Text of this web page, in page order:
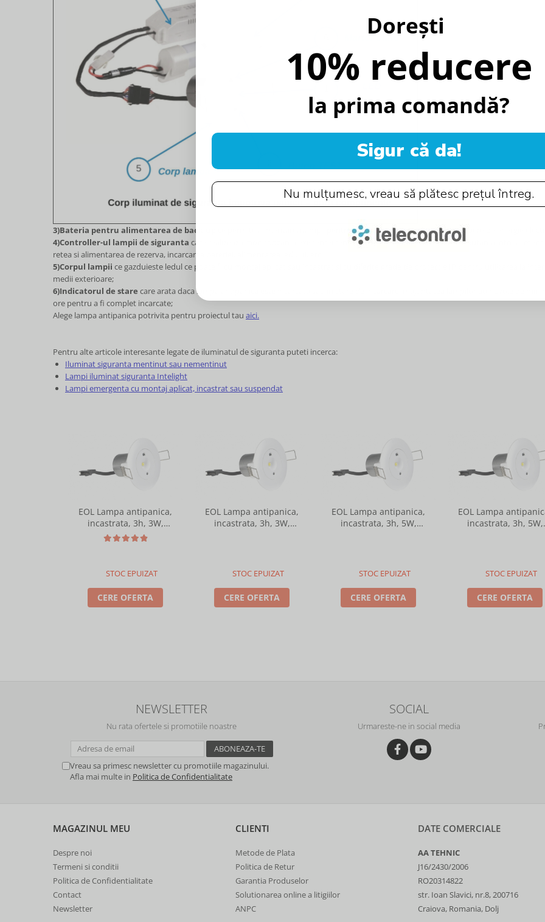
3)Bateria pentru alimentarea de back-up
ce permite alimentarea lampii pentru perioada in care exista o intrerupere de energie
4)Controller-ul lampii de siguranta care realizeaza monitorizarea existentei tensiunii de alimentare din retea, comutarea intre
retea si alimentarea de rezerva, incarcarea bateriei, alimentarea ledului, etc.
5)Corpul lampii ce gazduieste ledul ce poate fi cu montaj aplicat sau incastrat si cu diferite grade de protectie IP pentru utilizarea la
medii exterioare;
6)Indicatorul de stare care arata daca lampa antipanica este incarcata sau in stare de incarcare, majoritatea lampilor au nevoie de
ore pentru a fi complet incarcate;
Alege lampa antipanica potrivita pentru proiectul tau aici.
Pentru alte articole interesante legate de iluminatul de siguranta puteti incerca:
Iluminat siguranta mentinut sau nementinut
Lampi iluminat siguranta Intelight
Lampi emergenta cu montaj aplicat, incastrat sau suspendat
EOL Lampa antipanica,
incastrata, 3h, 3W,
mentinut, test manual,
STOC EPUIZAT
CERE OFERTA
EOL Lampa antipanica,
incastrata, 3h, 3W,
STOC EPUIZAT
CERE OFERTA
EOL Lampa antipanica,
incastrata, 3h, 5W,
STOC EPUIZAT
CERE OFERTA
EOL Lampa
incastrata, 3h, 5W,
STOC EPUIZAT
CERE OFERTA
NEWSLETTER
Nu rata ofertele si promotiile noastre
Vreau sa primesc newsletter cu promotiile magazinului.
Afla mai multe in Politica de Confidentialitate
SOCIAL
Urmareste-ne in social media
MAGAZINUL MEU
Despre noi
Termeni si conditii
Politica de Confidentialitate
Contact
Newsletter
CLIENTI
Metode de Plata
Politica de Retur
Garantia Produselor
Solutionarea online a litigiilor
ANPC
DATE COMERCIALE
AA TEHNIC
J16/2430/2006
RO20314822
str. Ioan Slavici, nr.8, 200716
Craiova, Romania, Dolj
Dorești
10% reducere
la prima comandă?
Sigur că da!
Nu mulțumesc, vreau să plătesc prețul întreg.